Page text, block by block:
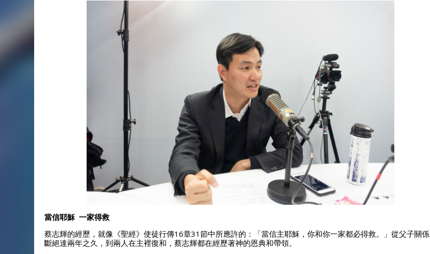
當信耶穌 一家得救
蔡志輝的經歷，就像《聖經》使徒行傳16章31節中所應許的：「當信主耶穌，你和你一家都必得救。」從父子關係
斷絕達兩年之久，到兩人在主裡復和，蔡志輝都在經歷著神的恩典和帶領。